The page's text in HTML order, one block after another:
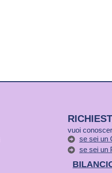
vuoi
se sei un
se sei un